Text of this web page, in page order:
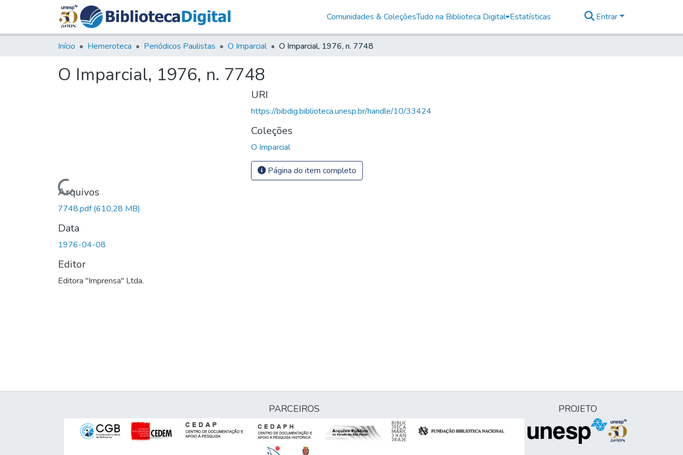
Comunidades & ColeçõesTudo na Biblioteca Digital Estatísticas Entrar
Início Hemeroteca Periódicos Paulistas O Imparcial O Imparcial, 1976, n. 7748
O Imparcial, 1976, n. 7748
Carregando...
Arquivos
7748.pdf(610,28 MB)
Data
1976-04-08
Editor
Editora "Imprensa" Ltda.
URI
https://bibdig.biblioteca.unesp.br/handle/10/33424
Coleções
O Imparcial
Página do item completo
PARCEIROS PROJETO